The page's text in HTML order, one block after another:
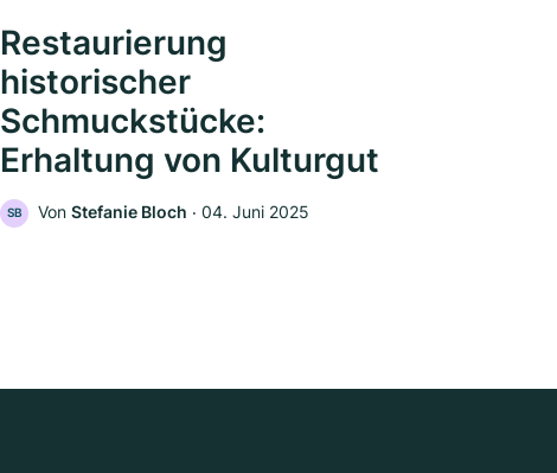
Restaurierung
historischer
Schmuckstücke:
Erhaltung von Kulturgut
SB Von Stefanie Bloch ‧ 04. Juni 2025